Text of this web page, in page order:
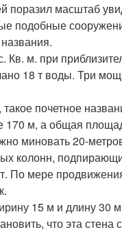
поразил масштаб
подобные
м. при
18 т воды. Три
почетное
170 м, а общая
миновать 20-
колонн,
По мере
15 м и длину 30
что эта стена